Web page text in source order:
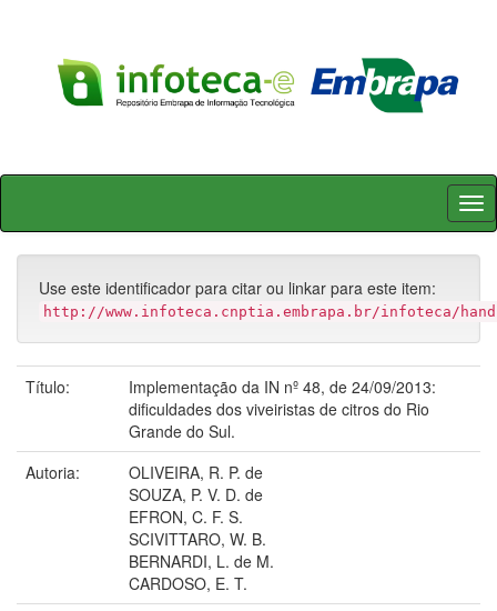
Skip
Use este identificador para citar ou linkar para este item:
http://www.infoteca.cnptia.embrapa.br/infoteca/
Título:
Implementação da IN nº 48, de 24/09/2013:
dificuldades dos viveiristas de citros do Rio
Grande do Sul.
Autoria:
OLIVEIRA, R. P. de
SOUZA, P. V. D. de
EFRON, C. F. S.
SCIVITTARO, W. B.
BERNARDI, L. de M.
CARDOSO, E. T.